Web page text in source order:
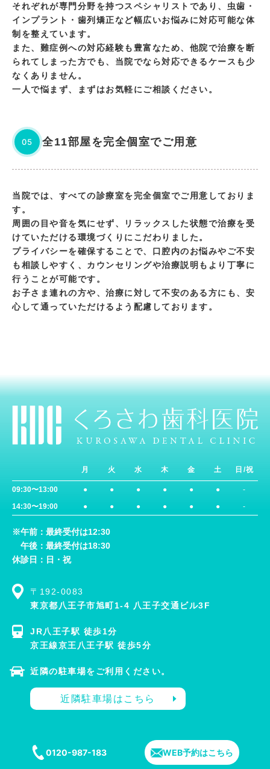
それぞれが専門分野を持つスペシャリストであり、虫歯・
インプラント・歯列矯正など幅広いお悩みに対応可能な体
制を整えています。
また、難症例への対応経験も豊富なため、他院で治療を断
られてしまった方でも、当院でなら対応できるケースも少
なくありません。
一人で悩まず、まずはお気軽にご相談ください。
05 全11部屋を完全個室でご用意
当院では、すべての診療室を完全個室でご用意しておりま
す。
周囲の目や音を気にせず、リラックスした状態で治療を受
けていただける環境づくりにこだわりました。
プライバシーを確保することで、口腔内のお悩みやご不安
も相談しやすく、カウンセリングや治療説明もより丁寧に
行うことが可能です。
お子さま連れの方や、治療に対して不安のある方にも、安
心して通っていただけるよう配慮しております。
月 火 水 木 金 土 日/祝
09:30〜13:00 ● ● ● ● ● ●
-
14:30〜19:00
● ● ● ● ● ● -
※午前：最終受付は12:30
午後：最終受付は18:30
休診日：日・祝
〒192-0083
東京都八王子市旭町1-4 八王子交通ビル3F
JR八王子駅 徒歩1分
京王線京王八王子駅 徒歩5分
近隣の駐車場をご利用ください。
近隣駐車場はこちら
0120-987-183 WEB予約はこちら